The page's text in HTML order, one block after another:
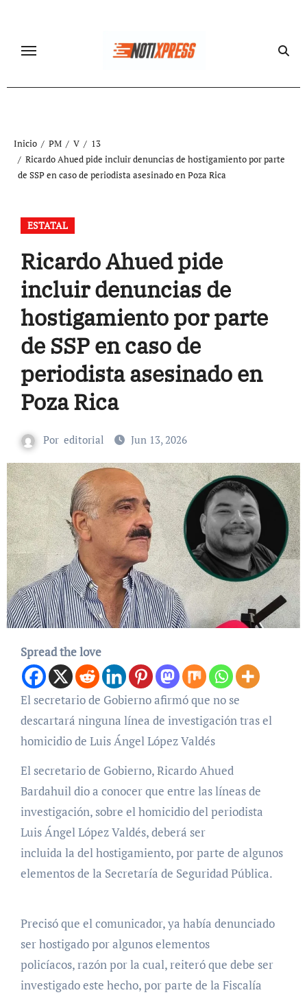
contenido
Inicio PM V
13
Ricardo Ahued pide incluir denuncias de hostigamiento por parte
de SSP en caso de periodista asesinado en Poza Rica
ESTATAL
Ricardo Ahued pide
incluir denuncias de
hostigamiento por parte
de SSP en caso de
periodista asesinado en
Poza Rica
Por editorial Jun 13, 2026
Spread the love
El secretario de Gobierno afirmó que no se
descartará ninguna línea de investigación tras el
homicidio de Luis Ángel López Valdés
El secretario de Gobierno, Ricardo Ahued
Bardahuil dio a conocer que entre las líneas de
investigación, sobre el homicidio del periodista
Luis Ángel López Valdés, deberá ser
incluida la del hostigamiento, por parte de algunos
elementos de la Secretaría de Seguridad Pública.
Precisó que el comunicador, ya había denunciado
ser hostigado por algunos elementos
policíacos, razón por la cual, reiteró que debe ser
investigado este hecho, por parte de la Fiscalía